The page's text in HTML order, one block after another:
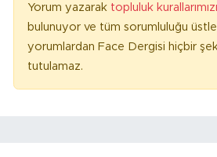
Yorum yazarak topluluk kurallarımızı
bulunuyor ve tüm sorumluluğu
yorumlardan Face Dergisi hiçbir
tutulamaz.